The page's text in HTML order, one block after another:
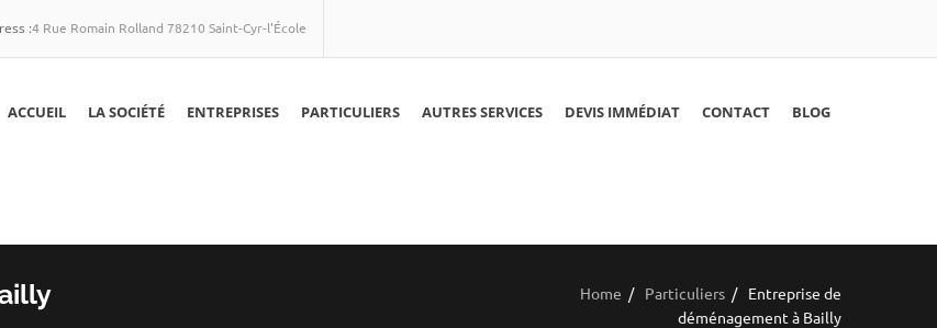
:4 Rue Romain Rolland 78210 Saint-Cyr-l'École
ACCUEIL LA SOCIÉTÉ ENTREPRISES PARTICULIERS AUTRES SERVICES DEVIS IMMÉDIAT CONTACT BLOG
Home / Particuliers /
Entreprise de
déménagement à Bailly